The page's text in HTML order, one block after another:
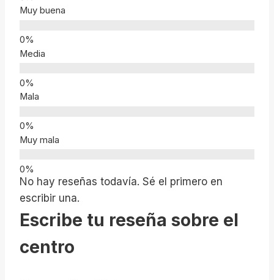
Muy buena
Media
Mala
Muy mala
No hay reseñas todavía. Sé el primero en
escribir una.
Escribe tu reseña sobre el
centro